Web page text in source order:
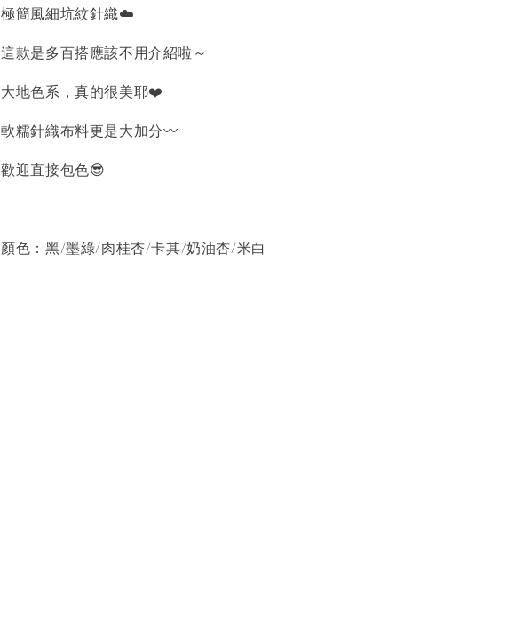
極簡風細坑紋針織☁️
這款是多百搭應該不用介紹啦～
大地色系，真的很美耶❤️
軟糯針織布料更是大加分〰️
歡迎直接包色😎
顏色：黑/墨綠/肉桂杏/卡其/奶油杏/米白